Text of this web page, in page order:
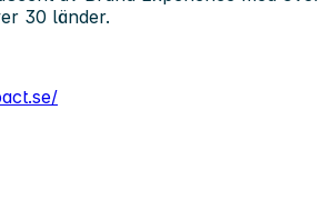
30 länder.